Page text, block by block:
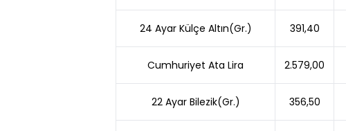
24 Ayar Külçe Altın(Gr.) 391,40
Cumhuriyet Ata Lira 2.579,00
22 Ayar Bilezik(Gr.) 356,50